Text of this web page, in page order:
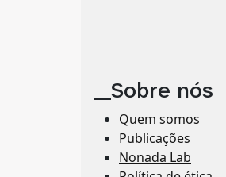
__Sobre nós
Quem somos
Publicações
Nonada Lab